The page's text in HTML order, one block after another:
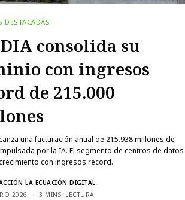
DESTACADAS
consolida su
con ingresos
de 215.000
una facturación anual de 215.938 millones de
por la IA. El segmento de centros de datos
con ingresos récord.
LA ECUACIÓN DIGITAL
2026
3 MINS. LECTURA